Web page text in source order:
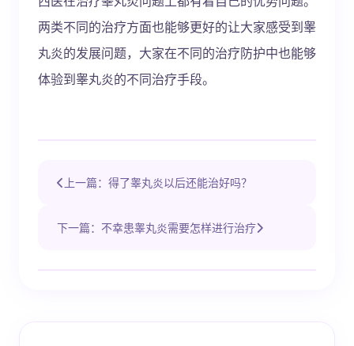
两类不同的治疗方面也能够更好的让大家感受到睾
丸炎的发展问题，大家在不同的治疗防护中也能够
体验到睾丸炎的不同治疗手段。
上一篇：得了睾丸炎以后还能治好吗？
下一篇：不幸患睾丸炎需要怎样进行治疗